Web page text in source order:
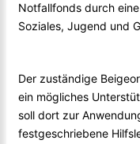
Notfallfonds durch
Soziales, Jugend und
Der zuständige
ein mögliches
soll dort zur
festgeschriebene